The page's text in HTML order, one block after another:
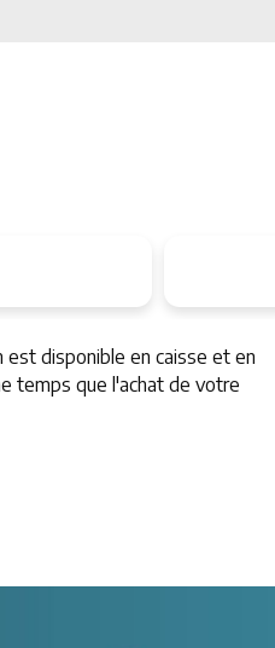
est disponible en caisse et en
temps que l'achat de votre